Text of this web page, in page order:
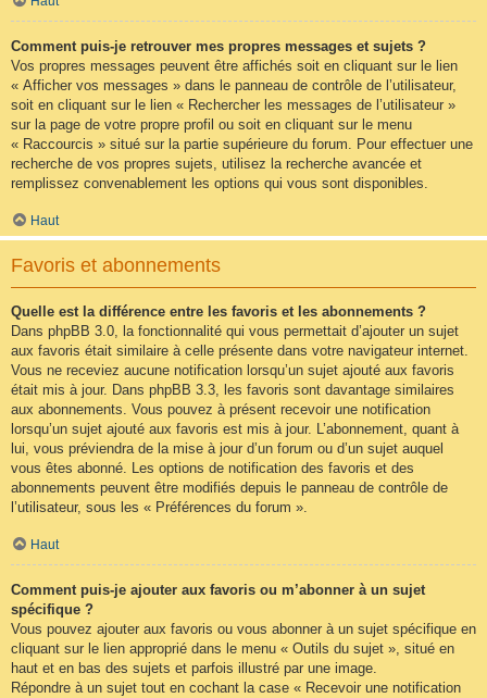
Comment puis-je retrouver mes propres messages et sujets ?
Vos propres messages peuvent être affichés soit en cliquant sur le lien
« Afficher vos messages » dans le panneau de contrôle de l’utilisateur,
soit en cliquant sur le lien « Rechercher les messages de l’utilisateur »
sur la page de votre propre profil ou soit en cliquant sur le menu
« Raccourcis » situé sur la partie supérieure du forum. Pour effectuer une
recherche de vos propres sujets, utilisez la recherche avancée et
remplissez convenablement les options qui vous sont disponibles.
Haut
Favoris et abonnements
Quelle est la différence entre les favoris et les abonnements ?
Dans phpBB 3.0, la fonctionnalité qui vous permettait d’ajouter un sujet
aux favoris était similaire à celle présente dans votre navigateur internet.
Vous ne receviez aucune notification lorsqu’un sujet ajouté aux favoris
était mis à jour. Dans phpBB 3.3, les favoris sont davantage similaires
aux abonnements. Vous pouvez à présent recevoir une notification
lorsqu’un sujet ajouté aux favoris est mis à jour. L’abonnement, quant à
lui, vous préviendra de la mise à jour d’un forum ou d’un sujet auquel
vous êtes abonné. Les options de notification des favoris et des
abonnements peuvent être modifiés depuis le panneau de contrôle de
l’utilisateur, sous les « Préférences du forum ».
Haut
Comment puis-je ajouter aux favoris ou m’abonner à un sujet
spécifique ?
Vous pouvez ajouter aux favoris ou vous abonner à un sujet spécifique en
cliquant sur le lien approprié dans le menu « Outils du sujet », situé en
haut et en bas des sujets et parfois illustré par une image.
Répondre à un sujet tout en cochant la case « Recevoir une notification